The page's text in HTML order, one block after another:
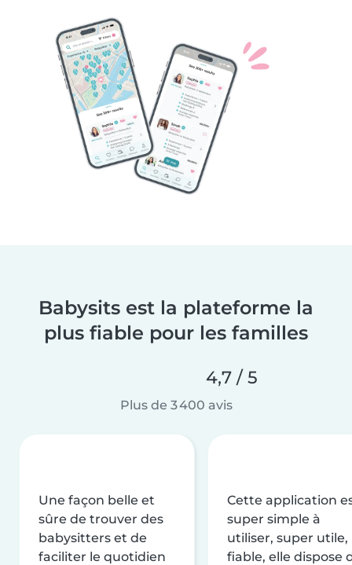
Babysits est la plateforme la
plus fiable pour les familles
4,7 / 5
Plus de 3 400 avis
Une façon belle et
sûre de trouver des
babysitters et de
faciliter le quotidien
Cette application
super simple à
utiliser, super utile,
fiable, elle dispose